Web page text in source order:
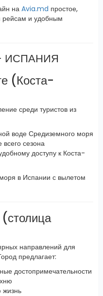
на Avia.md простое,
рейсам и удобным
ИСПАНИЯ
(Коста-
среди туристов из
воде Средиземного моря
всего сезона
доступу к Коста-
в Испании с вылетом
направлений для
предлагает:
достопримечательности
жизнь